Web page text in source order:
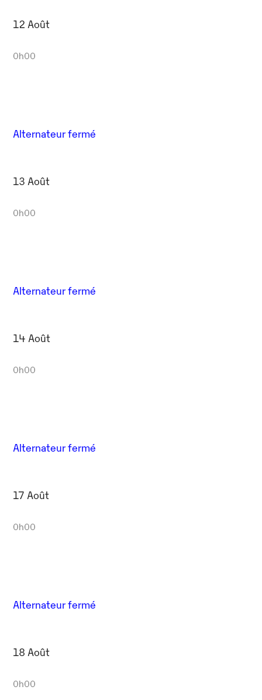
12 Août
0h00
Alternateur fermé
13 Août
0h00
Alternateur fermé
14 Août
0h00
Alternateur fermé
17 Août
0h00
Alternateur fermé
18 Août
0h00